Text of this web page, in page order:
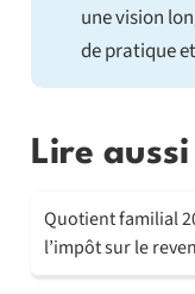
une vision
de pratique
Lire aussi
Quotient familial
l’impôt sur le